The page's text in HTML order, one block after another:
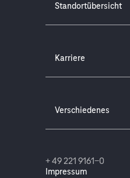
Standortübersicht
Karriere
Verschiedenes
Impressum
+ 49 221 9161-0